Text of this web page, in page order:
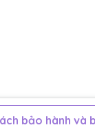
bảo hành và